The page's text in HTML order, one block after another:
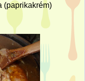
(paprikakrém)